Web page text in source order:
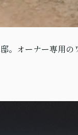
。オーナー専用の